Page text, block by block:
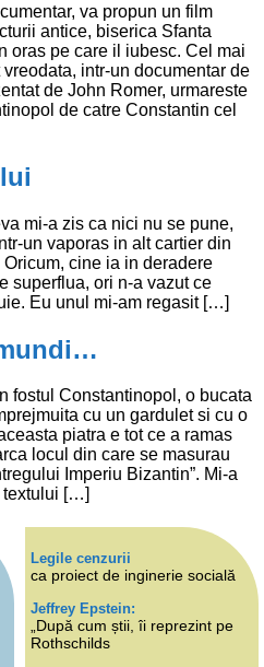
va propun un film
antice, biserica Sfanta
oras pe care il iubesc. Cel mai
intr-un documentar de
de John Romer, urmareste
de catre Constantin cel
mi-a zis ca nici nu se pune,
un vaporas in alt cartier din
Oricum, cine ia in deradere
superflua, ori n-a vazut ce
Eu unul mi-am regasit […]
fostul Constantinopol, o bucata
cu un gardulet si cu o
piatra e tot ce a ramas
locul din care se masurau
Imperiu Bizantin”. Mi-a
textului […]
Legile cenzurii
ca proiect de inginerie socială
Jeffrey Epstein:
„După cum știi, îi reprezint pe
Rothschilds